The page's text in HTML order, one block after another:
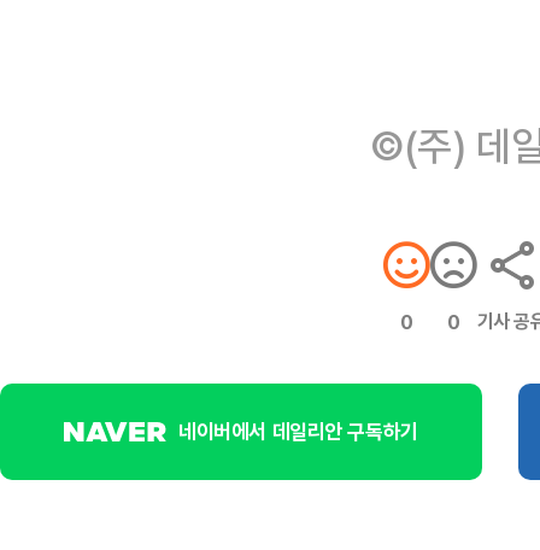
©(주) 데
0 0 기사 공
네이버에서 데일리안 구독하기